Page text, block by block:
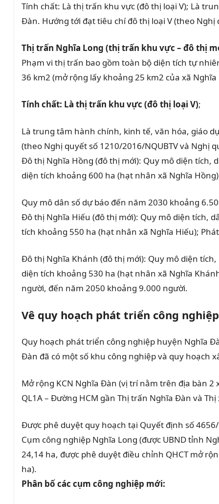
Tính chất: Là thị trấn khu vực (đô thị loại V); Là
Đàn. Hướng tới đạt tiêu chí đô thị loại V (theo Nghị
Thị trấn Nghĩa Long (thị trấn khu vực – đô thị
Phạm vi thị trấn bao gồm toàn bộ diện tích tự
36 km2 (mở rộng lấy khoảng 25 km2 của xã
Tính chất: Là thị trấn khu vực (đô thị loại V);
Là trung tâm hành chính, kinh tế, văn hóa, giáo
(theo Nghị quyết số 1210/2016/NQUBTV và Nghị
Đô thị Nghĩa Hồng (đô thị mới): Quy mô diện tích,
diện tích khoảng 600 ha (hạt nhân xã Nghĩa
Quy mô dân số dự báo đến năm 2030 khoảng
Đô thị Nghĩa Hiếu (đô thị mới): Quy mô diện tích,
tích khoảng 550 ha (hạt nhân xã Nghĩa Hiếu);
Đô thị Nghĩa Khánh (đô thị mới): Quy mô diện
diện tích khoảng 530 ha (hạt nhân xã Nghĩa
người, đến năm 2050 khoảng 9.000 người.
Vê quy hoạch phát triển công
Quy hoạch phát triển công nghiệp huyện Nghĩa
Đàn đã có một số khu công nghiệp và quy hoạch
Mở rộng KCN Nghĩa Đàn (vị trí nằm trên địa bàn
QL1A – Đường HCM gần Thị trấn Nghĩa Đàn và
Được phê duyệt quy hoạch tại Quyết định số
Cụm công nghiệp Nghĩa Long (được UBND tỉnh
24,14 ha, được phê duyệt điều chỉnh QHCT mở
ha).
Phân bố các cụm công nghiệp mới: